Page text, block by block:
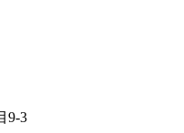
9-3